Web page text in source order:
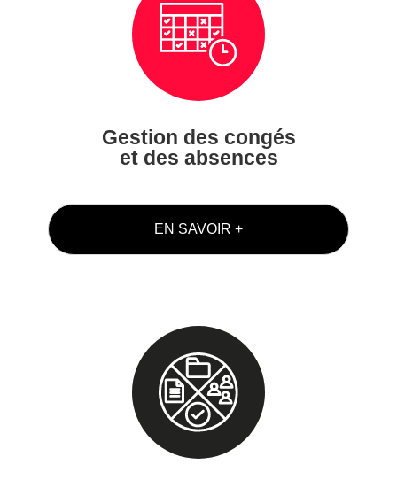
Gestion des congés
et des absences
EN SAVOIR +